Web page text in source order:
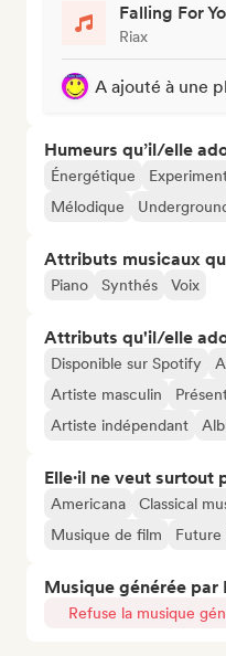
Falling For
Riax
A ajouté à une
Humeurs qu’il/elle
Énergétique
Mélodique
Attributs musicaux
Piano Synthés Voix
Attributs qu'il/elle
Disponible sur Spotify
Artiste masculin
Artiste indépendant
Elle·il ne veut surtout
Americana Classical
Musique de film
Future
Musique générée par
Refuse la musique